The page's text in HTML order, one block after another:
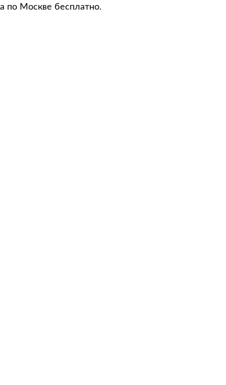
по Москве бесплатно.